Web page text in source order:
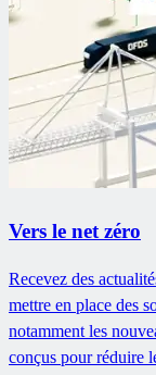
Vers le net zéro
Recevez des
mettre en place des
notamment les
conçus pour réduire